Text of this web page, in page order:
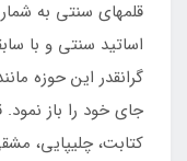
قلمهای سنتی به
اساتید سنتی و با
گرانقدر این حوزه
جای خود را باز
کتابت، چلیپایی،